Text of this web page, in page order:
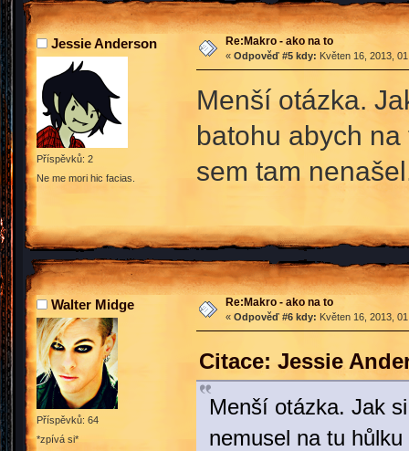
Jessie Anderson
Příspěvků: 2
Ne me mori hic facias.
Re:Makro - ako na to
« Odpověď #5 kdy: Květen 16, 2013,
Menší otázka.
batohu abych
sem tam
Walter Midge
Příspěvků: 64
*zpívá si*
Re:Makro - ako na to
« Odpověď #6 kdy: Květen 16, 2013,
Citace: Jessie
Menší otázka. Jak
nemusel na tu